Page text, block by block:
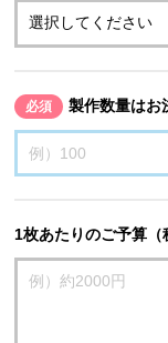
必須 製作数量はお
1枚あたりのご予算（